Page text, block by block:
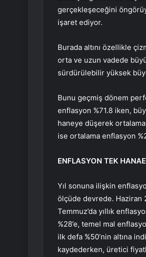
gerçekleşeceğini
işaret ediyor.
Burada altını özellikle
orta ve uzun vadede
sürdürülebilir yüksek
Bunu geçmiş dönem
enflasyon %71.8 iken,
haneye düşerek
ise ortalama enflasyon
ENFLASYON TEK
Yıl sonuna ilişkin
ölçüde devrede. Haziran
Temmuz’da yıllık
%28’e, temel mal
ilk defa %50’nin altına
kaydederken, üretici